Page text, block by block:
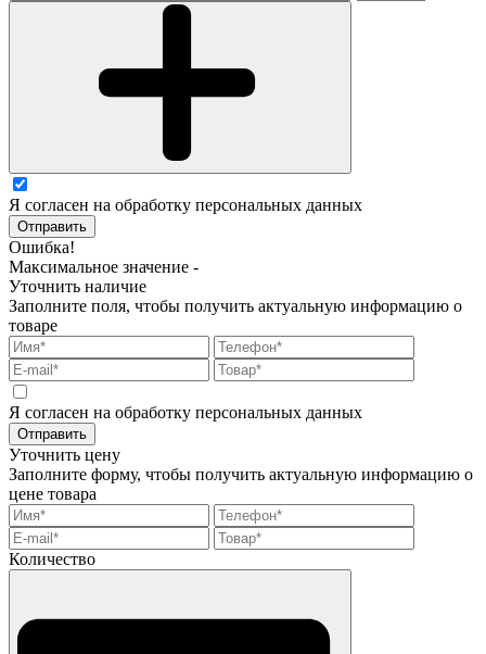
Я согласен на обработку персональных данных
Отправить
Ошибка!
Максимальное значение -
Уточнить наличие
Заполните поля, чтобы получить актуальную информацию о
товаре
Я согласен на обработку персональных данных
Отправить
Уточнить цену
Заполните форму, чтобы получить актуальную информацию о
цене товара
Количество